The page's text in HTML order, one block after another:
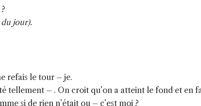
jour).
refais le tour – je.
tellement – . On croit qu’on a atteint le fond et en
si de rien n’était ou – c’est moi ?